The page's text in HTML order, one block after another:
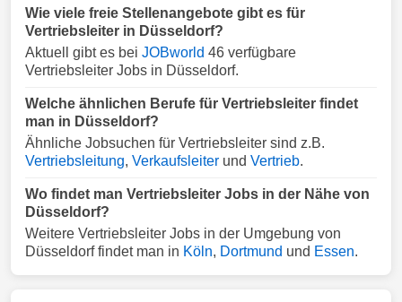
Wie viele freie Stellenangebote gibt es für
Vertriebsleiter in Düsseldorf?
Aktuell gibt es bei JOBworld 46 verfügbare
Vertriebsleiter Jobs in Düsseldorf.
Welche ähnlichen Berufe für Vertriebsleiter findet
man in Düsseldorf?
Ähnliche Jobsuchen für Vertriebsleiter sind z.B.
Vertriebsleitung, Verkaufsleiter und Vertrieb.
Wo findet man Vertriebsleiter Jobs in der Nähe von
Düsseldorf?
Weitere Vertriebsleiter Jobs in der Umgebung von
Düsseldorf findet man in Köln, Dortmund und Essen.